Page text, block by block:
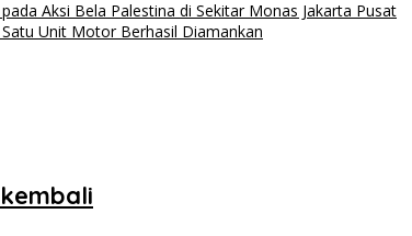
Aksi Bela Palestina di Sekitar Monas Jakarta Pusat
Unit Motor Berhasil Diamankan